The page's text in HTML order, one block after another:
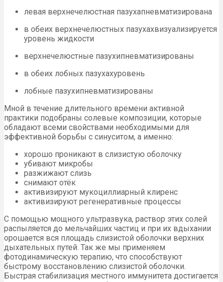
левая верхнечелюстная пазухапневматизирована
в обеих верхнечелюстных пазухахвизуализируется
уровень жидкости
верхнечелюстные пазухипневматизированы
в обеих лобных пазухахуровень
лобные пазухипневматизированы
Мной в течение длительного времени активной
практики подобраны солевые композиции, которые
обладают всеми свойствами необходимыми для
эффективной борьбы с синуситом, а именно:
хорошо проникают в слизистую оболочку
убивают микробы
разжижают слизь
снимают отёк
активизируют мукоциллиарный клиренс
активизируют регенеративные процессы
С помощью мощного ультразвука, раствор этих солей
распыляется до мельчайших частиц и при их вдыхании
орошается вся площадь слизистой оболочки верхних
дыхательных путей. Так же мы применяем
фотодинамическую терапию, что способствуют
быстрому восстановлению слизистой оболочки.
Быстрая стабилизация местного иммунитета достигается